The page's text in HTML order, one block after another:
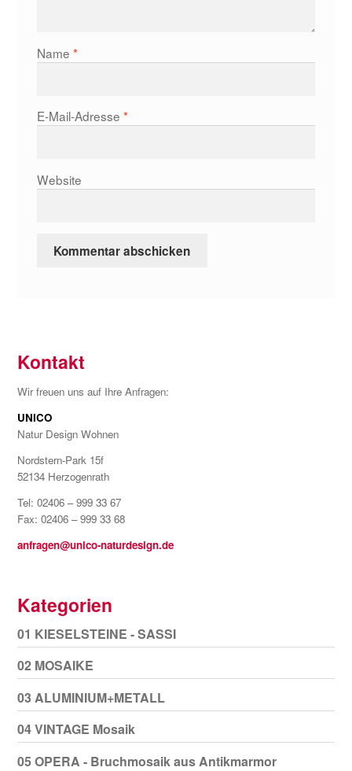
Name *
E-Mail-Adresse *
Website
Kontakt
Wir freuen uns auf Ihre Anfragen:
UNICO
Natur Design Wohnen
Nordstern-Park 15f
52134 Herzogenrath
Tel: 02406 – 999 33 67
Fax: 02406 – 999 33 68
anfragen@unico-naturdesign.de
Kategorien
01 KIESELSTEINE - SASSI
02 MOSAIKE
03 ALUMINIUM+METALL
04 VINTAGE Mosaik
05 OPERA - Bruchmosaik aus Antikmarmor